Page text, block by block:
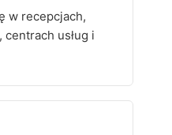
w recepcjach,
usług i